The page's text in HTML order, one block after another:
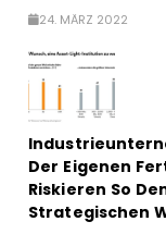
24. MÄRZ 2022
Der Eigenen
Riskieren So
Strategischen